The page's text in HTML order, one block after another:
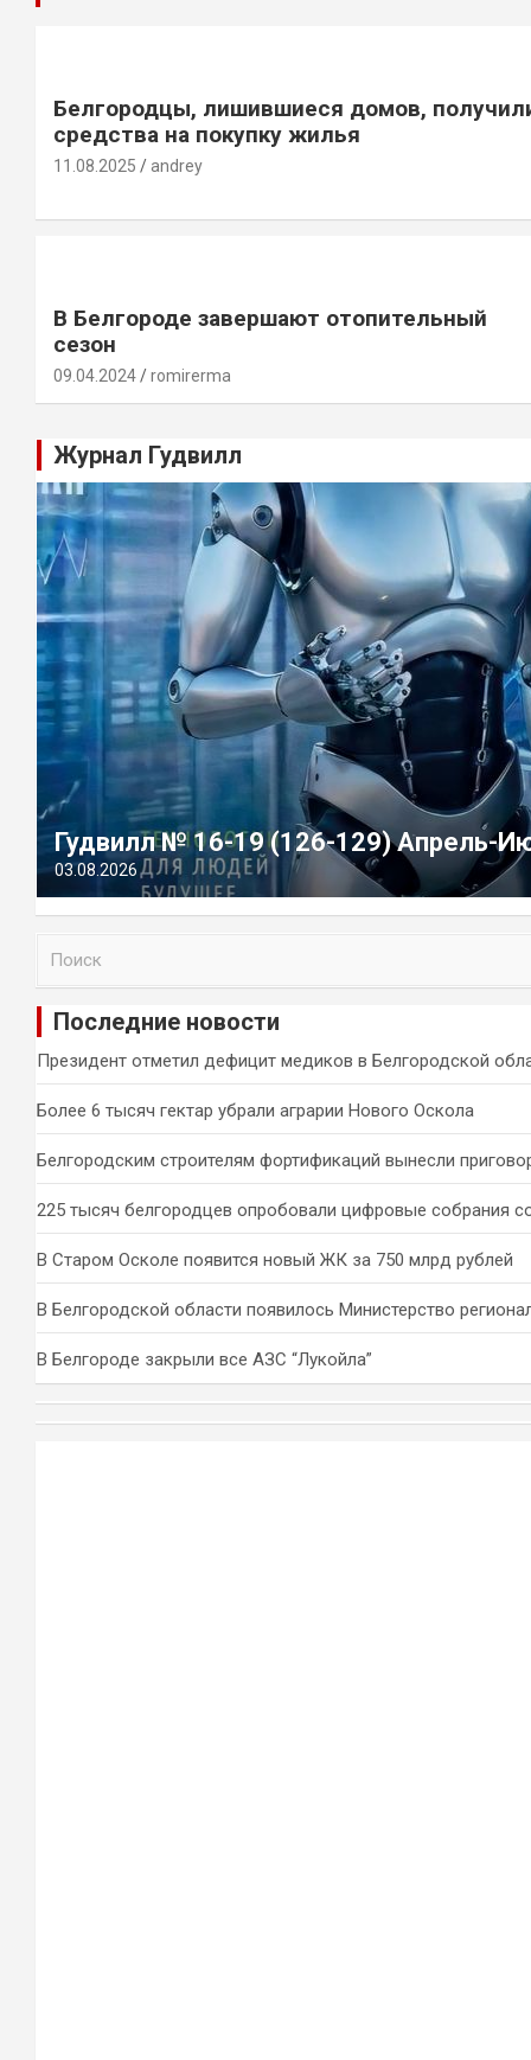
Белгородцы, лишившиеся домов,
средства на покупку жилья
11.08.2025 andrey
В Белгороде завершают отопительный
сезон
09.04.2024 romirerma
Журнал Гудвилл
Гудвилл № 16-19 (126-129) Апрель-
03.08.2026
и
Последние новости
Президент отметил дефицит медиков в Белгородской
Более 6 тысяч гектар убрали аграрии Нового Оскола
Белгородским строителям фортификаций вынесли
225 тысяч белгородцев опробовали цифровые собрания
В Старом Осколе появится новый ЖК за 750 млрд рублей
В Белгородской области появилось Министерство
В Белгороде закрыли все АЗС “Лукойла”